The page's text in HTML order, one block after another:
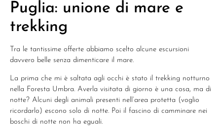
Puglia: unione di mare e
trekking
Tra le tantissime offerte abbiamo scelto alcune escursioni
davvero belle senza dimenticare il mare.
La prima che mi è saltata agli occhi è stato il trekking notturno
nella Foresta Umbra. Averla visitata di giorno è una cosa, ma di
notte? Alcuni degli animali presenti nell’area protetta (voglio
ricordarlo) escono solo di notte. Poi il fascino di camminare nei
boschi di notte non ha eguali.